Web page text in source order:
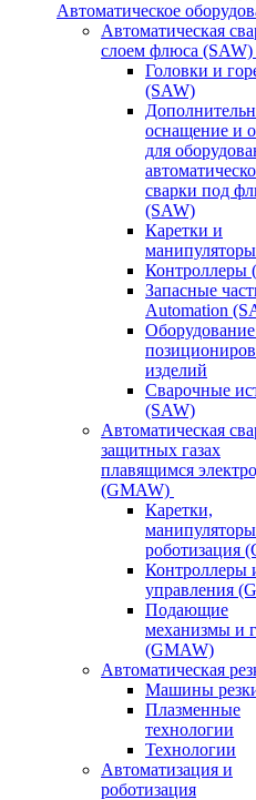
Автоматическое
Автоматическая
слоем флюса (SAW)
Головки и
(SAW)
оснащение и
для
сварки под
(SAW)
Каретки и
Контроллеры
Запасные
Automation
изделий
Сварочные
(SAW)
Автоматическая
защитных газах
плавящимся
(GMAW)
Каретки,
роботизация
Контроллеры
управления
Подающие
механизмы и
(GMAW)
Автоматическая
Машины
Плазменные
технологии
Технологии
Автоматизация и
роботизация